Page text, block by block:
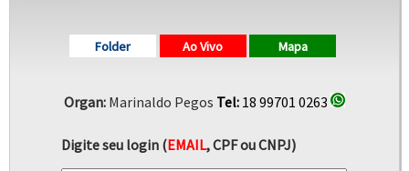
Folder Ao Vivo Mapa
Organ:Marinaldo Pegos Tel:18 99701 0263
Digite seu login (EMAIL, CPF ou CNPJ)